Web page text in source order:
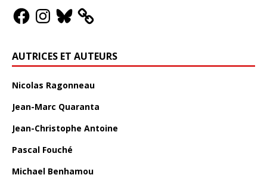
AUTRICES ET AUTEURS
Nicolas Ragonneau
Jean-Marc Quaranta
Jean-Christophe Antoine
Pascal Fouché
Michael Benhamou